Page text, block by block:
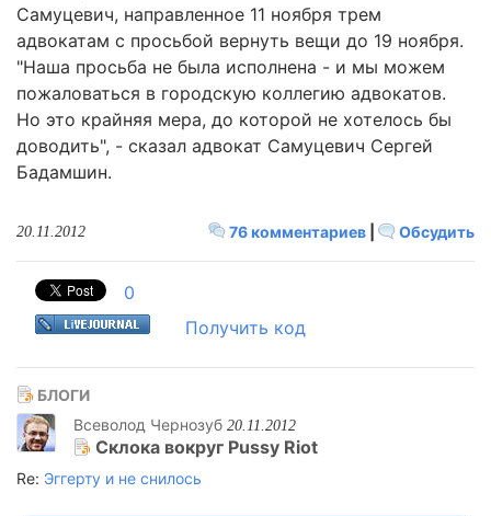
Самуцевич, направленное 11 ноября трем
адвокатам с просьбой вернуть вещи до 19 ноября.
"Наша просьба не была исполнена - и мы можем
пожаловаться в городскую коллегию адвокатов.
Но это крайняя мера, до которой не хотелось бы
доводить", - сказал адвокат Самуцевич Сергей
Бадамшин.
76 комментариев Обсудить
20.11.2012
0
Получить код
БЛОГИ
Всеволод Чернозуб 20.11.2012
Склока вокруг Pussy Riot
Re: Эггерту и не снилось